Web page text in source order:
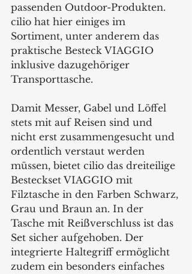
passenden Outdoor-Produkten.
cilio hat hier einiges im
Sortiment, unter anderem das
praktische Besteck VIAGGIO
inklusive dazugehöriger
Transporttasche.
Damit Messer, Gabel und Löffel
stets mit auf Reisen sind und
nicht erst zusammengesucht und
ordentlich verstaut werden
müssen, bietet cilio das dreiteilige
Besteckset VIAGGIO mit
Filztasche in den Farben Schwarz,
Grau und Braun an. In der
Tasche mit Reißverschluss ist das
Set sicher aufgehoben. Der
integrierte Haltegriff ermöglicht
zudem ein besonders einfaches